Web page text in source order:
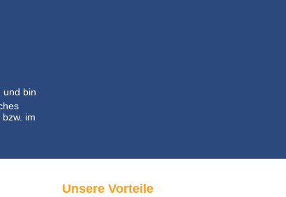
bin
im
Unsere Vorteile